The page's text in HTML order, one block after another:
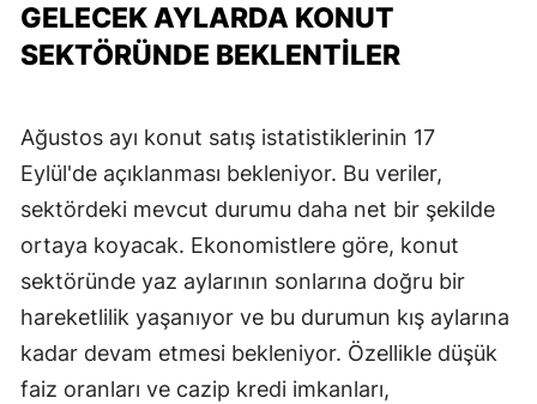
GELECEK AYLARDA KONUT
SEKTÖRÜNDE BEKLENTİLER
Ağustos ayı konut satış istatistiklerinin 17
Eylül'de açıklanması bekleniyor. Bu veriler,
sektördeki mevcut durumu daha net bir şekilde
ortaya koyacak. Ekonomistlere göre, konut
sektöründe yaz aylarının sonlarına doğru bir
hareketlilik yaşanıyor ve bu durumun kış aylarına
kadar devam etmesi bekleniyor. Özellikle düşük
faiz oranları ve cazip kredi imkanları,